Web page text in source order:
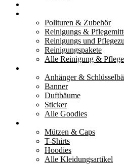
Polituren & Zubehör
Reinigungs &
Reinigungs und
Reinigungspakete
Alle Reinigung &
Anhänger &
Banner
Duftbäume
Sticker
Alle Goodies
Mützen & Caps
T-Shirts
Hoodies
Alle Kleidungsartikel